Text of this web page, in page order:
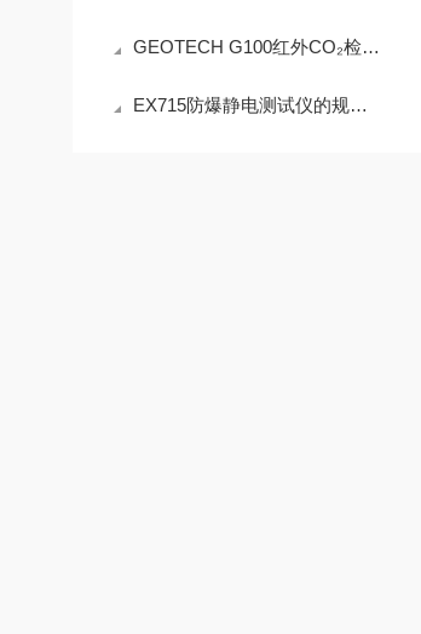
GEOTECH G100红外CO₂检测仪技术参数
EX715防爆静电测试仪的规范定期维护保养方法分享